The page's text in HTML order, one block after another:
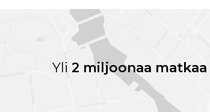
Yli 2 miljoonaa matkaa